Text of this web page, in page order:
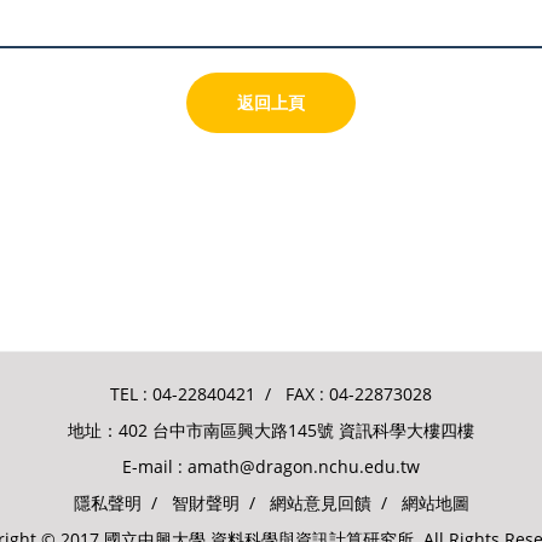
返回上頁
TEL : 04-22840421 / FAX : 04-22873028
地址：402 台中市南區興大路145號 資訊科學大樓四樓
E-mail : amath@dragon.nchu.edu.tw
隱私聲明 / 智財聲明 / 網站意見回饋/ 網站地圖